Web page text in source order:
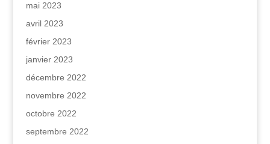
mai 2023
avril 2023
février 2023
janvier 2023
décembre 2022
novembre 2022
octobre 2022
septembre 2022